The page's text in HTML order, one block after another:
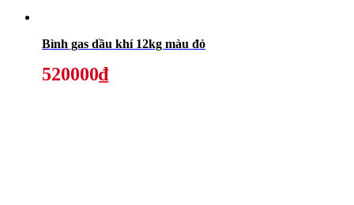
Bình gas dầu khí 12kg màu đỏ
520000₫